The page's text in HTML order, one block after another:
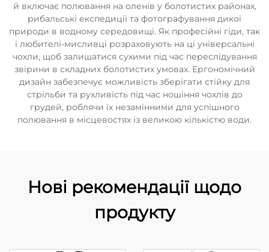
й включає полювання на оленів у болотистих районах,
рибальські експедиції та фотографування дикої
природи в водному середовищі. Як професійні гіди, так
і любителі-мисливці розраховують на ці універсальні
чохли, щоб залишатися сухими під час переслідування
звірини в складних болотистих умовах. Ергономічний
дизайн забезпечує можливість зберігати стійку для
стрільби та рухливість під час ношіння чохлів до
грудей, роблячи їх незамінними для успішного
полювання в місцевостях із великою кількістю води.
Нові рекомендації щодо
продукту